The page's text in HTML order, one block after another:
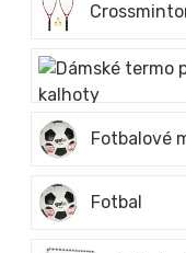
Fotbalové
Fotbal